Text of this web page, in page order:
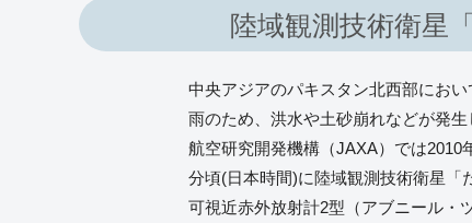
陸域観測技術衛星
中央アジアのパキスタン北西部にお
雨のため、洪水や土砂崩れなどが発
航空研究開発機構（JAXA）では2010
分頃(日本時間)に陸域観測技術衛星「
可視近赤外放射計2型（アブニール・